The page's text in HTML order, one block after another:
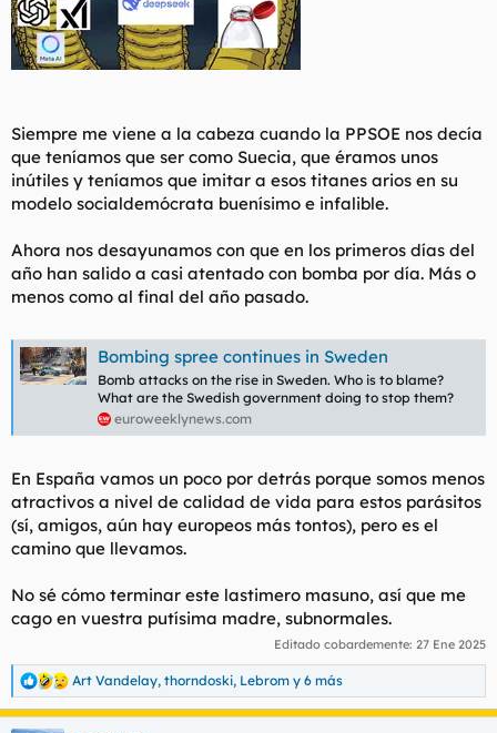
Siempre me viene a la cabeza cuando la PPSOE nos decía
que teníamos que ser como Suecia, que éramos unos
inútiles y teníamos que imitar a esos titanes arios en su
modelo socialdemócrata buenísimo e infalible.
Ahora nos desayunamos con que en los primeros días del
año han salido a casi atentado con bomba por día. Más o
menos como al final del año pasado.
Bombing spree continues in Sweden
Bomb attacks on the rise in Sweden. Who is to blame?
What are the Swedish government doing to stop them?
euroweeklynews.com
En España vamos un poco por detrás porque somos menos
atractivos a nivel de calidad de vida para estos parásitos
(sí, amigos, aún hay europeos más tontos), pero es el
camino que llevamos.
No sé cómo terminar este lastimero masuno, así que me
cago en vuestra putísima madre, subnormales.
Editado cobardemente: 27 Ene 2025
R
e
a
Art Vandelay, thorndoski, Lebrom y 6 más